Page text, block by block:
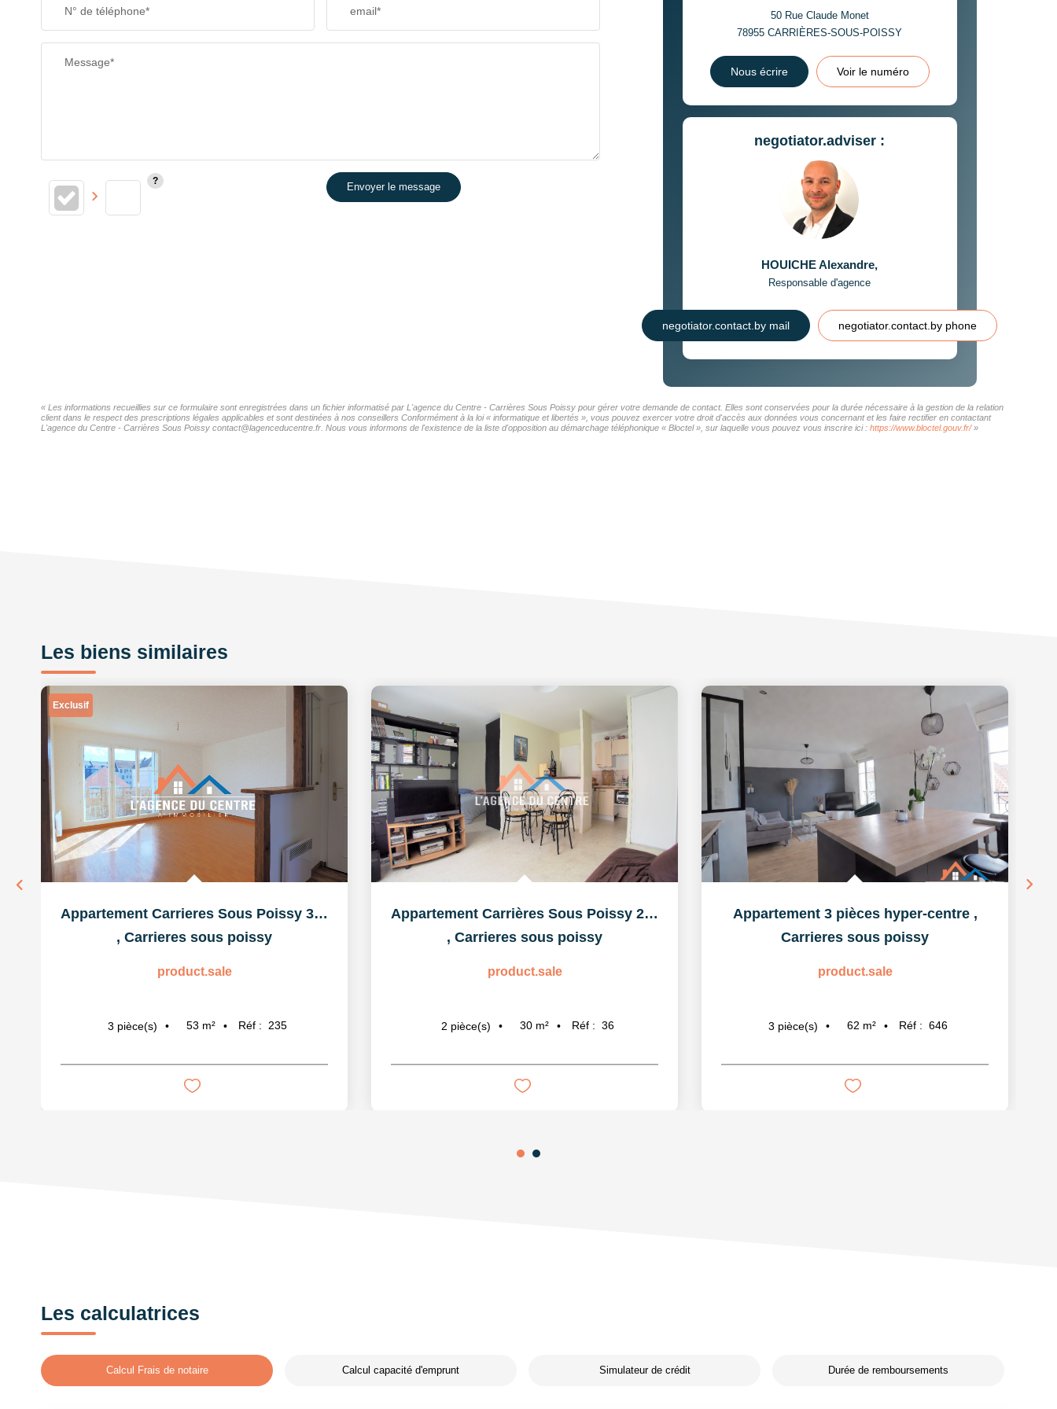
N° de téléphone* email*
Message*
Envoyer le message
50 Rue Claude Monet
78955CARRIÈRES-SOUS-POISSY
Nous écrire Voir le numéro
negotiator.adviser :
HOUICHE Alexandre,
Responsable d'agence
negotiator.contact.by mail negotiator.contact.by phone
« Les informations recueillies sur ce formulaire sont enregistrées dans un fichier informatisé par L'agence du Centre - Carrières Sous Poissy pour gérer votre demande de contact. Elles sont conservées pour la durée nécessaire à la gestion de la relation
client dans le respect des prescriptions légales applicables et sont destinées à nos conseillers Conformément à la loi « informatique et libertés », vous pouvez exercer votre droit d'accès aux données vous concernant et les faire rectifier en contactant
L'agence du Centre - Carrières Sous Poissy contact@lagenceducentre.fr. Nous vous informons de l'existence de la liste d'opposition au démarchage téléphonique « Bloctel », sur laquelle vous pouvez vous inscrire ici : https://www.bloctel.gouv.fr/»
Les biens similaires
Exclusif
Appartement Carrieres Sous Poissy 3 pièce(s) 52.58 m2
, Carrieres sous poissy
product.sale
3 pièce(s) 53 m² Réf : 235
Appartement Carrières Sous Poissy 2 pièce(s) 30 m2
, Carrieres sous poissy
product.sale
2 pièce(s) 30 m² Réf : 36
Appartement 3 pièces hyper-centre ,
Carrieres sous poissy
product.sale
3 pièce(s) 62 m² Réf : 646
Les calculatrices
Calcul Frais de notaire Calcul capacité d'emprunt Simulateur de crédit Durée de remboursements